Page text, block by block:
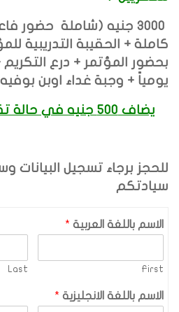
3000 جنيه (شاملة حضور
كاملة + الحقيبة التدريبية
بحضور المؤتمر + درع التكريم
يومياً + وجبة غداء اوبن
يضاف 500 جنيه في حالة تقديم ورقة عمل
للحجز برجاء تسجيل البيانات
سيادتكم
الاسم باللغة العربية *
First
Last
الاسم باللغة الانجليزية *